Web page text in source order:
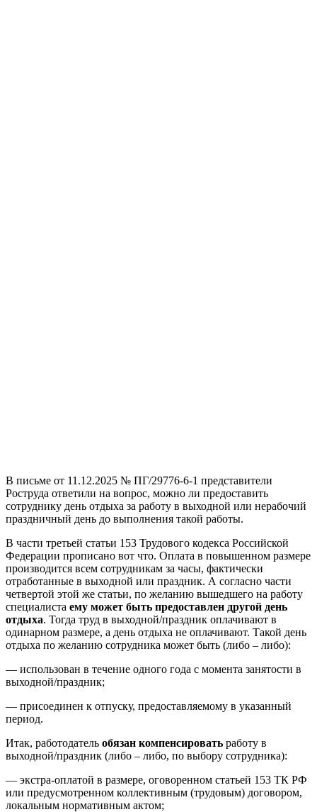
В письме от 11.12.2025 № ПГ/29776-6-1 представители
Роструда ответили на вопрос, можно ли предоставить
сотруднику день отдыха за работу в выходной или нерабочий
праздничный день до выполнения такой работы.
В части третьей статьи 153 Трудового кодекса Российской
Федерации прописано вот что. Оплата в повышенном размере
производится всем сотрудникам за часы, фактически
отработанные в выходной или праздник. А согласно части
четвертой этой же статьи, по желанию вышедшего на работу
специалиста ему может быть предоставлен другой день
отдыха. Тогда труд в выходной/праздник оплачивают в
одинарном размере, а день отдыха не оплачивают. Такой день
отдыха по желанию сотрудника может быть (либо – либо):
— использован в течение одного года с момента занятости в
выходной/праздник;
— присоединен к отпуску, предоставляемому в указанный
период.
Итак, работодатель обязан компенсировать работу в
выходной/праздник (либо – либо, по выбору сотрудника):
— экстра-оплатой в размере, оговоренном статьей 153 ТК РФ
или предусмотренном коллективным (трудовым) договором,
локальным нормативным актом;